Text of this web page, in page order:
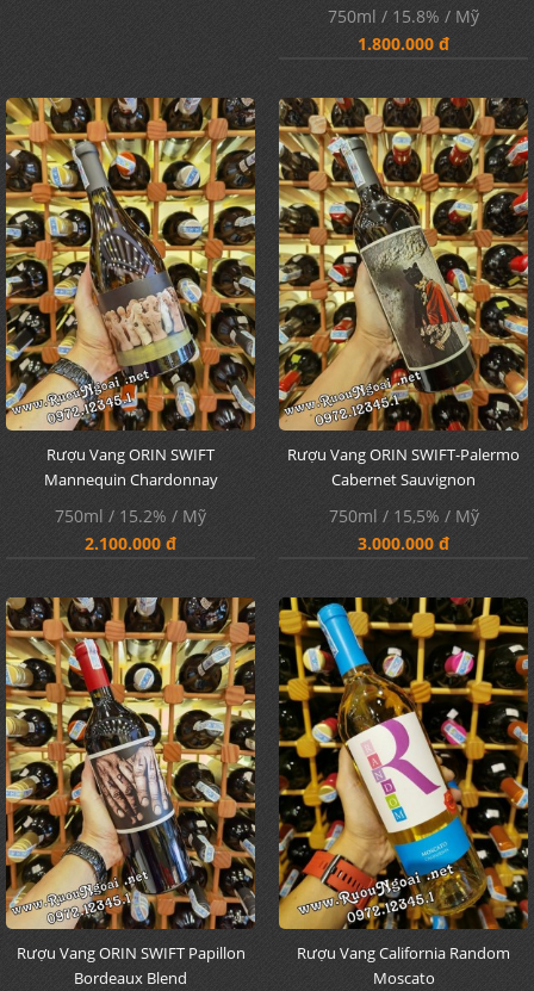
750ml / 15.8% / Mỹ
1.800.000 đ
Rượu Vang ORIN SWIFT
Mannequin Chardonnay
750ml / 15.2% / Mỹ
2.100.000 đ
Rượu Vang ORIN SWIFT-Palermo
Cabernet Sauvignon
750ml / 15,5% / Mỹ
3.000.000 đ
Rượu Vang ORIN SWIFT Papillon
Bordeaux Blend
Rượu Vang California Random
Moscato